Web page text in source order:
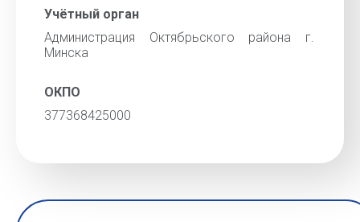
Учётный орган
Администрация Октябрьского района г.
Минска
ОКПО
377368425000